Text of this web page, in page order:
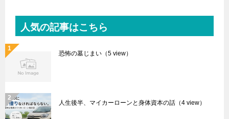
人気の記事はこちら
恐怖の墓じまい （5 view）
人生後半、マイカーローンと身体資本の話 （4 view）